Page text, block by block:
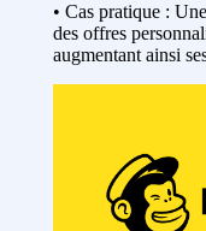
• Cas pratique :
des offres
augmentant ainsi